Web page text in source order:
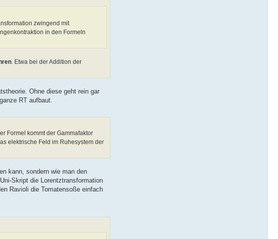
zwingend mit
in den Formeln
. Etwa bei der Addition der
Ohne diese geht rein gar
RT aufbaut.
Formel kommt der Gammafaktor
elektrische Feld im Ruhesystem der
kann, sondern wie man den
Skript die Lorentztransformation
Ravioli die Tomatensoße einfach